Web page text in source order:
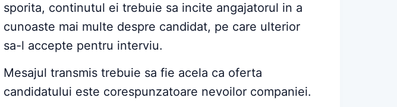
sporita, continutul ei trebuie sa incite angajatorul in a
cunoaste mai multe despre candidat, pe care ulterior
sa-l accepte pentru interviu.
Mesajul transmis trebuie sa fie acela ca oferta
candidatului este corespunzatoare nevoilor companiei.